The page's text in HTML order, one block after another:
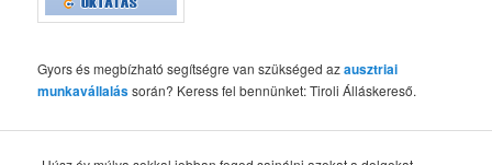
Gyors és megbízható segítségre van szükséged azausztriai
munkavállalássorán? Keress fel bennünket: Tiroli Álláskereső.